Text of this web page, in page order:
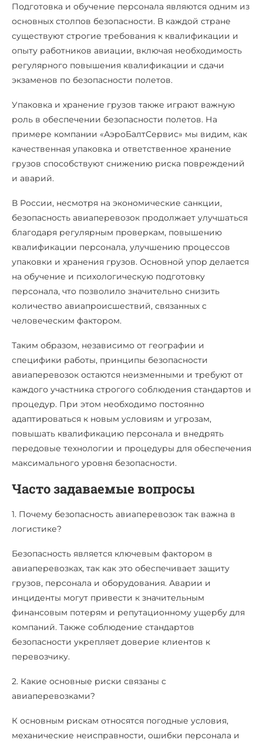
Подготовка и обучение персонала являются одним из
основных столпов безопасности. В каждой стране
существуют строгие требования к квалификации и
опыту работников авиации, включая необходимость
регулярного повышения квалификации и сдачи
экзаменов по безопасности полетов.
Упаковка и хранение грузов также играют важную
роль в обеспечении безопасности полетов. На
примере компании «АэроБалтСервис» мы видим, как
качественная упаковка и ответственное хранение
грузов способствуют снижению риска повреждений
и аварий.
В России, несмотря на экономические санкции,
безопасность авиаперевозок продолжает улучшаться
благодаря регулярным проверкам, повышению
квалификации персонала, улучшению процессов
упаковки и хранения грузов. Основной упор делается
на обучение и психологическую подготовку
персонала, что позволило значительно снизить
количество авиапроисшествий, связанных с
человеческим фактором.
Таким образом, независимо от географии и
специфики работы, принципы безопасности
авиаперевозок остаются неизменными и требуют от
каждого участника строгого соблюдения стандартов и
процедур. При этом необходимо постоянно
адаптироваться к новым условиям и угрозам,
повышать квалификацию персонала и внедрять
передовые технологии и процедуры для обеспечения
максимального уровня безопасности.
Часто задаваемые вопросы
1. Почему безопасность авиаперевозок так важна в
логистике?
Безопасность является ключевым фактором в
авиаперевозках, так как это обеспечивает защиту
грузов, персонала и оборудования. Аварии и
инциденты могут привести к значительным
финансовым потерям и репутационному ущербу для
компаний. Также соблюдение стандартов
безопасности укрепляет доверие клиентов к
перевозчику.
2. Какие основные риски связаны с
авиаперевозками?
К основным рискам относятся погодные условия,
механические неисправности, ошибки персонала и